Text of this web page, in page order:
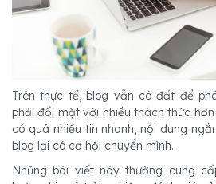
Trên thực tế, blog vẫn có đất để
phải đối mặt với nhiều thách thức
có quá nhiều tin nhanh, nội dung
blog lại có cơ hội chuyển mình.
Những bài viết này thường cung